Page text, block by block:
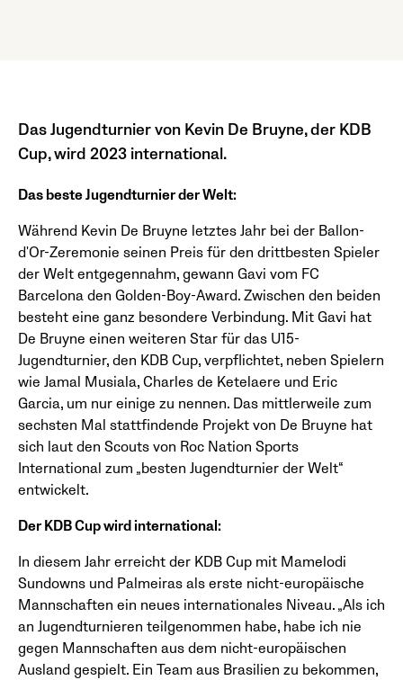
Das Jugendturnier von Kevin De Bruyne, der KDB
Cup, wird 2023 international.
Das beste Jugendturnier der Welt:
Während Kevin De Bruyne letztes Jahr bei der Ballon-
d'Or-Zeremonie seinen Preis für den drittbesten Spieler
der Welt entgegennahm, gewann Gavi vom FC
Barcelona den Golden-Boy-Award. Zwischen den beiden
besteht eine ganz besondere Verbindung. Mit Gavi hat
De Bruyne einen weiteren Star für das U15-
Jugendturnier, den KDB Cup, verpflichtet, neben Spielern
wie Jamal Musiala, Charles de Ketelaere und Eric
Garcia, um nur einige zu nennen. Das mittlerweile zum
sechsten Mal stattfindende Projekt von De Bruyne hat
sich laut den Scouts von Roc Nation Sports
International zum „besten Jugendturnier der Welt“
entwickelt.
Der KDB Cup wird international:
In diesem Jahr erreicht der KDB Cup mit Mamelodi
Sundowns und Palmeiras als erste nicht-europäische
Mannschaften ein neues internationales Niveau. „Als ich
an Jugendturnieren teilgenommen habe, habe ich nie
gegen Mannschaften aus dem nicht-europäischen
Ausland gespielt. Ein Team aus Brasilien zu bekommen,